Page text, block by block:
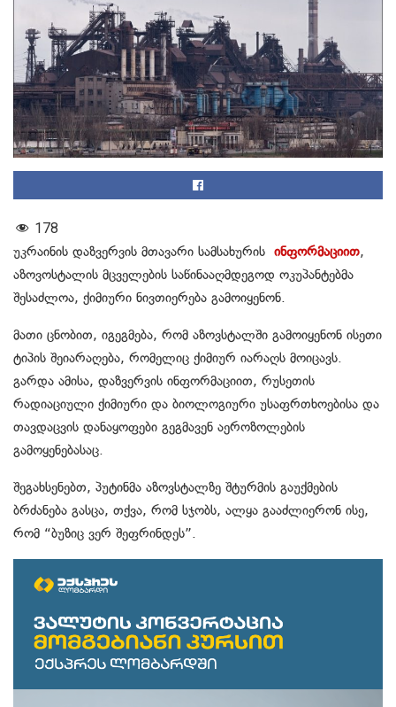
178
უკრაინის დაზვერვის მთავარი სამსახურის ინფორმაციით,
აზოვოსტალის მცველების საწინააღმდეგოდ ოკუპანტებმა
შესაძლოა, ქიმიური ნივთიერება გამოიყენონ.
მათი ცნობით, იგეგმება, რომ აზოვსტალში გამოიყენონ ისეთი
ტიპის შეიარაღება, რომელიც ქიმიურ იარაღს მოიცავს.
გარდა ამისა, დაზვერვის ინფორმაციით, რუსეთის
რადიაციული ქიმიური და ბიოლოგიური უსაფრთხოებისა და
თავდაცვის დანაყოფები გეგმავენ აეროზოლების
გამოყენებასაც.
შეგახსენებთ, პუტინმა აზოვსტალზე შტურმის გაუქმების
ბრძანება გასცა, თქვა, რომ სჯობს, ალყა გააძლიერონ ისე,
რომ “ბუზიც ვერ შეფრინდეს”.